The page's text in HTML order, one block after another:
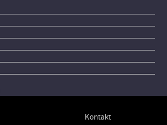
Kontakt